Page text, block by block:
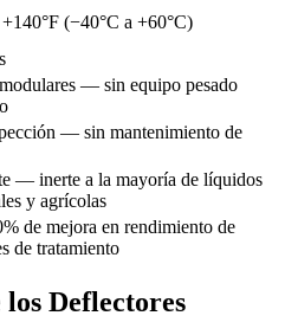
(−40°C a +60°C)
— sin equipo pesado
— sin mantenimiento de
— inerte a la mayoría de líquidos
y agrícolas
de mejora en rendimiento de
de tratamiento
Deflectores